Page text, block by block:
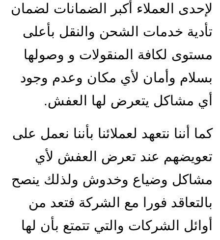
لإحدى العملاء أكبر الضمانات لضمان
تأدية خدمات الشحن والنقل بأعلى
مستوى لكافة المنقولات و وصولها
بسلام وأمان لأي مكان وعدم وجود
أي مشاكل يتعرض لها العفش.
كما أننا نتعهد لعملائنا بأننا نعمل على
تعويضهم عند تعرض العفش لأي
مشاكل وضياع وخدوش ولذلك ينصح
بالتعاقد فورا مع الشركة فتعد من
أوائل الشركات والتي تتمتع بأن لها